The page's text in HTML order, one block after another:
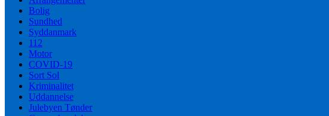
Bolig
Sundhed
Syddanmark
112
Motor
COVID-19
Sort Sol
Kriminalitet
Uddannelse
Julebyen Tønder